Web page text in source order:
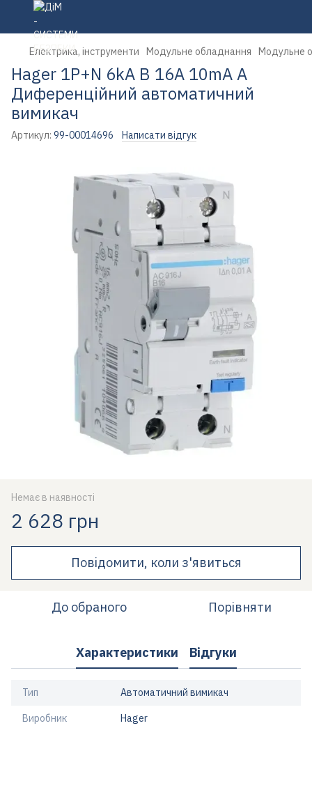
Електрика, інструменти Модульне обладнання Модульне
Hager 1P+N 6kA B 16A 10mA A
Диференційний автоматичний
вимикач
Артикул: 99-00014696 Написати відгук
Немає в наявності
2 628 грн
Повідомити, коли з'явиться
До обраного Порівняти
Характеристики Відгуки
Тип Автоматичний вимикач
Виробник Hager